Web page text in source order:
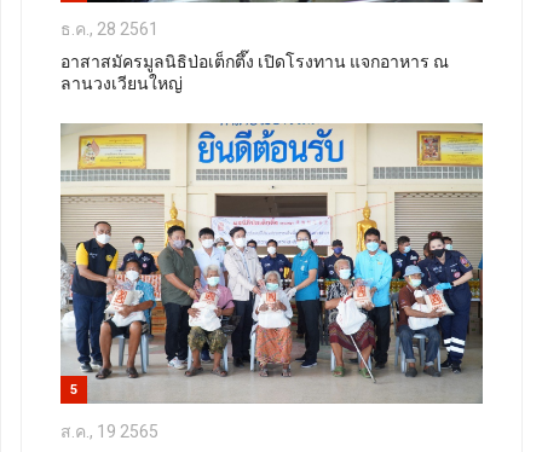
ธ.ค., 28 2561
อาสาสมัครมูลนิธิป่อเต็กตึ๊ง เปิดโรงทาน แจกอาหาร ณ
ลานวงเวียนใหญ่
5
ส.ค., 19 2565